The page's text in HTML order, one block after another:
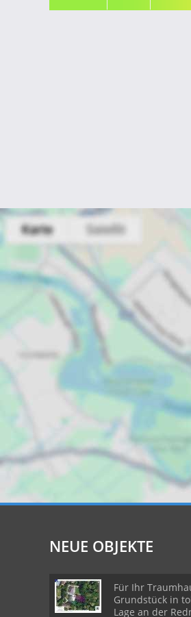
NEUE OBJEKTE
Für Ihr
Grundstück in
Lage an der